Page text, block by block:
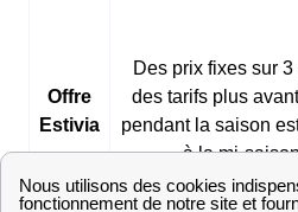
Offre
Estivia
Des prix fixes sur 3
des tarifs plus
pendant la saison
à la mi-